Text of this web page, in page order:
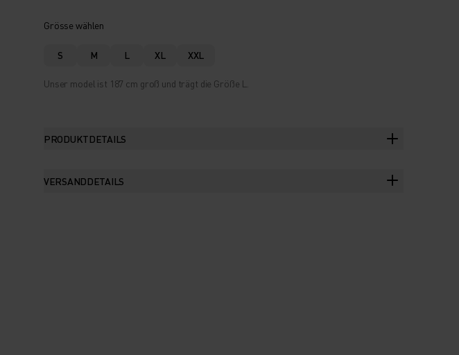
Grösse wählen
S M L XL XXL
Unser model ist 187 cm groß und trägt die Größe L.
PRODUKTDETAILS
VERSANDDETAILS